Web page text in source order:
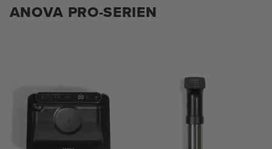
ANOVA PRO-SERIEN